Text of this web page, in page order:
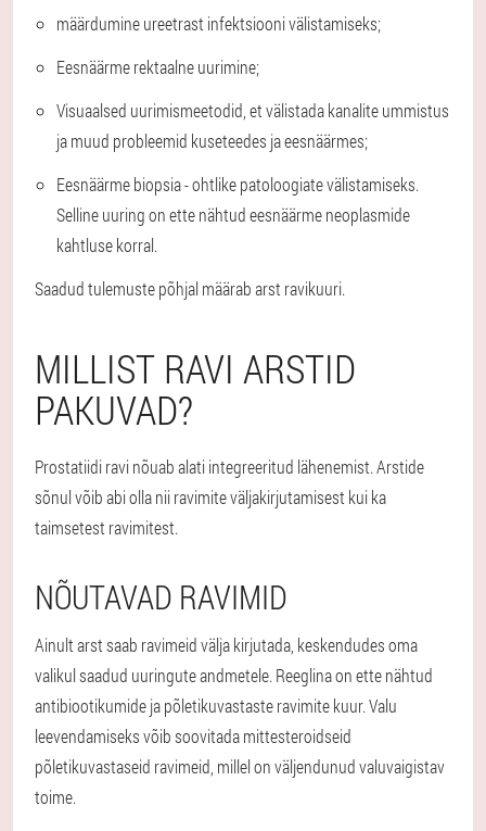
määrdumine ureetrast infektsiooni välistamiseks;
Eesnäärme rektaalne uurimine;
Visuaalsed uurimismeetodid, et välistada kanalite ummistus
ja muud probleemid kuseteedes ja eesnäärmes;
Eesnäärme biopsia - ohtlike patoloogiate välistamiseks.
Selline uuring on ette nähtud eesnäärme neoplasmide
kahtluse korral.
Saadud tulemuste põhjal määrab arst ravikuuri.
MILLIST RAVI ARSTID
PAKUVAD?
Prostatiidi ravi nõuab alati integreeritud lähenemist. Arstide
sõnul võib abi olla nii ravimite väljakirjutamisest kui ka
taimsetest ravimitest.
NÕUTAVAD RAVIMID
Ainult arst saab ravimeid välja kirjutada, keskendudes oma
valikul saadud uuringute andmetele. Reeglina on ette nähtud
antibiootikumide ja põletikuvastaste ravimite kuur. Valu
leevendamiseks võib soovitada mittesteroidseid
põletikuvastaseid ravimeid, millel on väljendunud valuvaigistav
toime.